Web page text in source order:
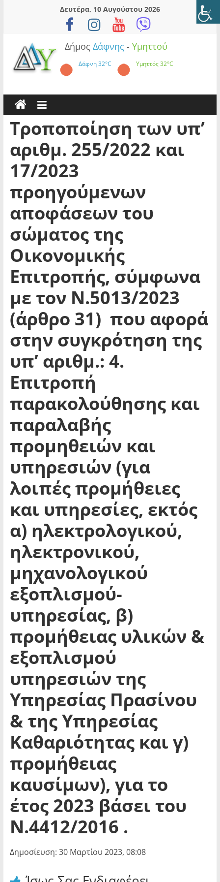
Δευτέρα, 10 Αυγούστου 2026
Δήμος Δάφνης - Υμηττού
Δάφνη32°C Υμηττός32°C
Τροποποίηση των υπ’
αριθμ. 255/2022 και
17/2023
προηγούμενων
αποφάσεων του
σώματος της
Οικονομικής
Επιτροπής, σύμφωνα
με τον Ν.5013/2023
(άρθρο 31) που αφορά
στην συγκρότηση της
υπ’ αριθμ.: 4.
Επιτροπή
παρακολούθησης και
παραλαβής
προμηθειών και
υπηρεσιών (για
λοιπές προμήθειες
και υπηρεσίες, εκτός
α) ηλεκτρολογικού,
ηλεκτρονικού,
μηχανολογικού
εξοπλισμού-
υπηρεσίας, β)
προμήθειας υλικών &
εξοπλισμού
υπηρεσιών της
Υπηρεσίας Πρασίνου
& της Υπηρεσίας
Καθαριότητας και γ)
προμήθειας
καυσίμων), για το
έτος 2023 βάσει του
Ν.4412/2016 .
Δημοσίευση: 30 Μαρτίου 2023, 08:08